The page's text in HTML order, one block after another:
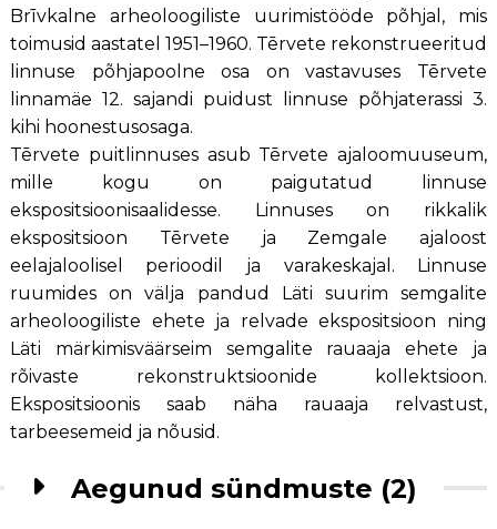
Brīvkalne arheoloogiliste uurimistööde põhjal, mis
toimusid aastatel 1951–1960. Tērvete rekonstrueeritud
linnuse põhjapoolne osa on vastavuses Tērvete
linnamäe 12. sajandi puidust linnuse põhjaterassi 3.
kihi hoonestusosaga.
Tērvete puitlinnuses asub Tērvete ajaloomuuseum,
mille kogu on paigutatud linnuse
ekspositsioonisaalidesse. Linnuses on rikkalik
ekspositsioon Tērvete ja Zemgale ajaloost
eelajaloolisel perioodil ja varakeskajal. Linnuse
ruumides on välja pandud Läti suurim semgalite
arheoloogiliste ehete ja relvade ekspositsioon ning
Läti märkimisväärseim semgalite rauaaja ehete ja
rõivaste rekonstruktsioonide kollektsioon.
Ekspositsioonis saab näha rauaaja relvastust,
tarbeesemeid ja nõusid.
Aegunud sündmuste (2)